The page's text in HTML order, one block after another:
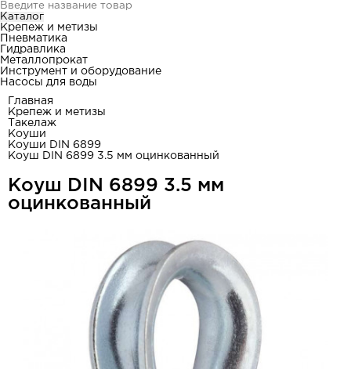
Каталог
Крепеж и метизы
Пневматика
Гидравлика
Металлопрокат
Инструмент и оборудование
Насосы для воды
Главная
Крепеж и метизы
Такелаж
Коуши
Коуши DIN 6899
Коуш DIN 6899 3.5 мм оцинкованный
Коуш DIN 6899 3.5 мм
оцинкованный